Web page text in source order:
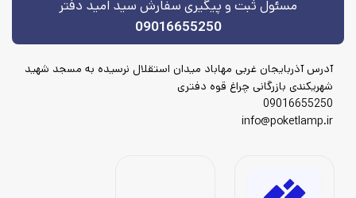
مسئول ثبت و پیگیری سفارش سید امید دفتر
09016655250
آدرس آذربایجان غربی مهاباد میدان استقلال نرسیده به مسجد شهید
شهریکندی بازرگانی چراغ قوه دفتری
09016655250
info@poketlamp.ir